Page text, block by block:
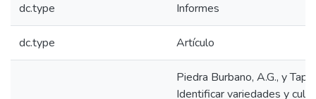
dc.type Informes
dc.type Artículo
Piedra Burbano, A.G., y
Identificar variedades y